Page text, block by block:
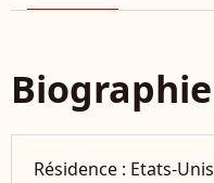
Biographie
Résidence : Etats-Unis